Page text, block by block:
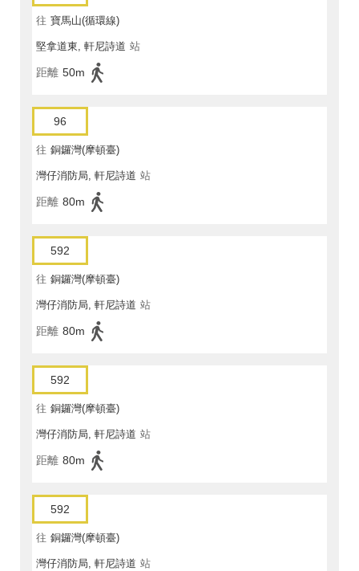
往 寶馬山(循環線)
堅拿道東, 軒尼詩道 站
距離 50m
96
往 銅鑼灣(摩頓臺)
灣仔消防局, 軒尼詩道 站
距離 80m
592
往 銅鑼灣(摩頓臺)
灣仔消防局, 軒尼詩道 站
距離 80m
592
往 銅鑼灣(摩頓臺)
灣仔消防局, 軒尼詩道 站
距離 80m
592
往 銅鑼灣(摩頓臺)
灣仔消防局, 軒尼詩道 站